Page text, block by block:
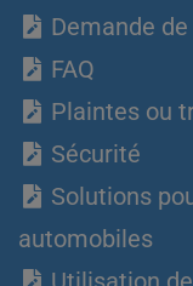
Demande
FAQ
Plaintes ou
Sécurité
Solutions
automobiles